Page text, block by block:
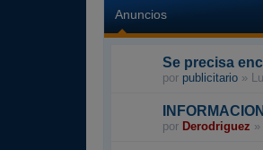
Anuncios
Se precisa
por publicitario »
por Derodriguez »